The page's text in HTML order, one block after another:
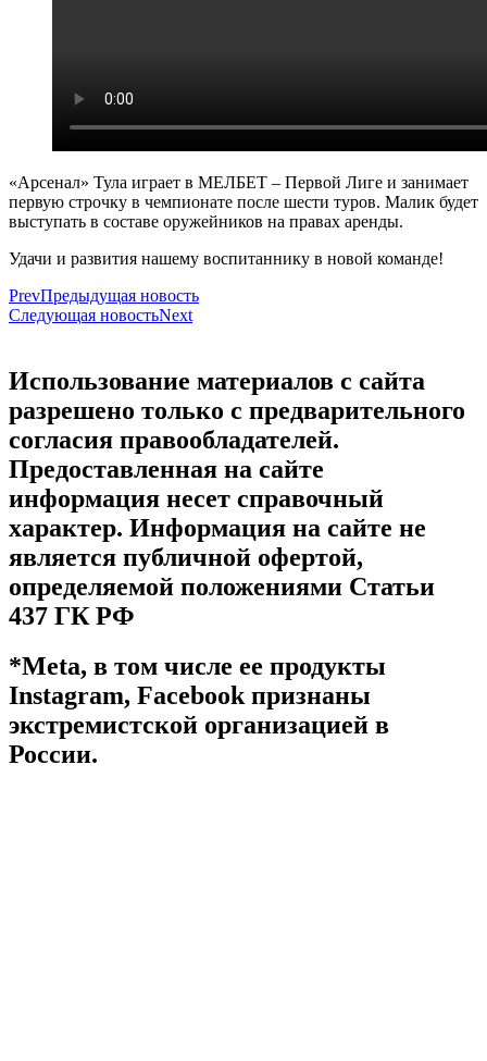
«Арсенал» Тула играет в МЕЛБЕТ – Первой Лиге и занимает
первую строчку в чемпионате после шести туров. Малик будет
выступать в составе оружейников на правах аренды.
Удачи и развития нашему воспитаннику в новой команде!
PrevПредыдущая новость
Следующая новостьNext
Использование материалов с сайта
разрешено только с предварительного
согласия правообладателей.
Предоставленная на сайте
информация несет справочный
характер. Информация на сайте не
является публичной офертой,
определяемой положениями Статьи
437 ГК РФ
*Meta, в том числе ее продукты
Instagram, Facebook признаны
экстремистской организацией в
России.